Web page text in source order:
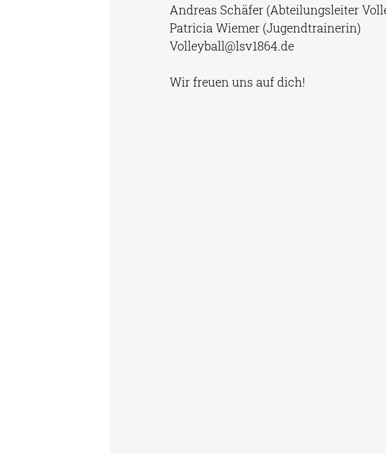
Andreas Schäfer (Abteilungsleiter
Patricia Wiemer (Jugendtrainerin)
Volleyball@lsv1864.de
Wir freuen uns auf dich!